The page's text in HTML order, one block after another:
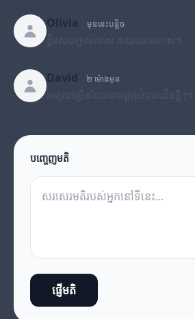
Olivia មុននេះបន្តិច
David ២ ម៉ោងមុន
បញ្ចេញមតិ
ផ្ញើមតិ